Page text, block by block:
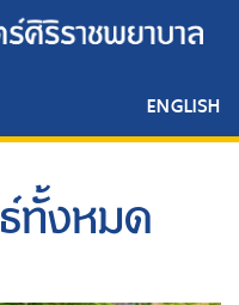
ENGLISH
ทั้งหมด